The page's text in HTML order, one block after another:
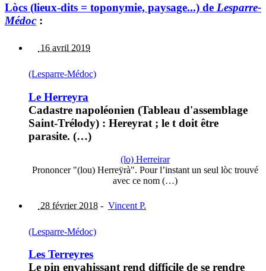
Lòcs (lieux-dits = toponymie, paysage...) de Lesparre-
Médoc :
16 avril 2019
(Lesparre-Médoc)
Le Herreyra
Cadastre napoléonien (Tableau d'assemblage
Saint-Trélody) : Hereyrat ; le t doit être
parasite. (…)
(lo) Herreirar
Prononcer "(lou) Herreÿrà". Pour l’instant un seul lòc trouvé
avec ce nom (…)
28 février 2018 - Vincent P.
(Lesparre-Médoc)
Les Terreyres
Le pin envahissant rend difficile de se rendre